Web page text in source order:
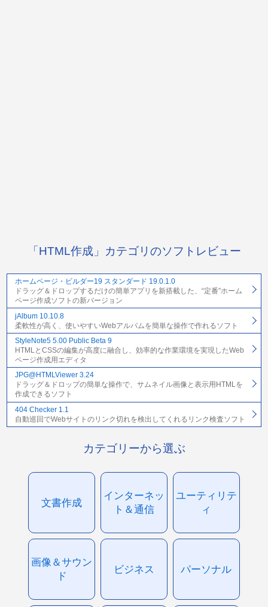
「HTML作成」カテゴリのソフトレビュー
ホームページ・ビルダー19 スタンダード 19.0.1.0
ドラッグ＆ドロップするだけの簡単アプリを新搭載した、“定番”ホーム
ページ作成ソフトの新バージョン
jAlbum 10.10.8
柔軟性が高く、使いやすいWebアルバムを簡単な操作で作れるソフト
StyleNote5 5.00 Public Beta 9
HTMLとCSSの編集が高度に融合し、効率的な作業環境を実現したWeb
ページ作成用エディタ
JPG@HTMLViewer 3.24
ドラッグ＆ドロップの簡単な操作で、サムネイル画像と表示用HTMLを
作成できるソフト
404 Checker 1.1
自動巡回でWebサイトのリンク切れを検出してくれるリンク検査ソフト
カテゴリーから選ぶ
文書作成
インターネッ
ト＆通信
ユーティリテ
ィ
画像＆サウン
ド
ビジネス パーソナル